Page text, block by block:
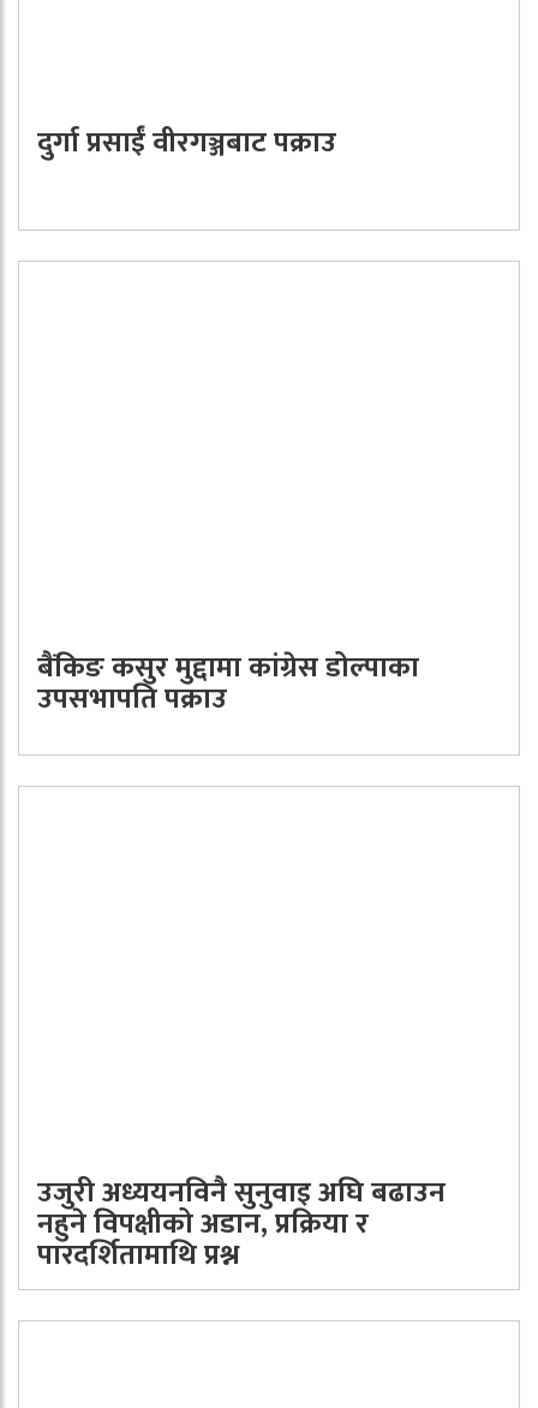
दुर्गा प्रसाईं वीरगञ्जबाट पक्राउ
बैंकिङ कसुर मुद्दामा कांग्रेस डोल्पाका
उपसभापति पक्राउ
उजुरी अध्ययनविनै सुनुवाइ अघि बढाउन
नहुने विपक्षीको अडान, प्रक्रिया र
पारदर्शितामाथि प्रश्न